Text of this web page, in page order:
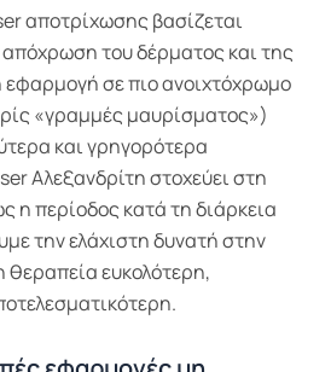
αποτρίχωσης βασίζεται
του δέρματος και της
εφαρμογή σε πιο ανοιχτόχρωμο
«γραμμές μαυρίσματος»)
και γρηγορότερα
Αλεξανδρίτη στοχεύει στη
η περίοδος κατά τη διάρκεια
την ελάχιστη δυνατή στην
θεραπεία ευκολότερη,